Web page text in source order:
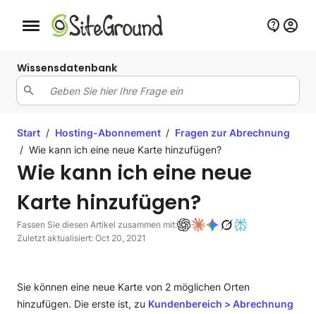
Schaltfläche Mobile Navigation
Wissensdatenbank
Start / Hosting-Abonnement / Fragen zur Abrechnung
/ Wie kann ich eine neue Karte hinzufügen?
Wie kann ich eine neue
Karte hinzufügen?
Fassen Sie diesen Artikel zusammen mit:
Zuletzt aktualisiert: Oct 20, 2021
Sie können eine neue Karte von 2 möglichen Orten
hinzufügen. Die erste ist, zu Kundenbereich > Abrechnung